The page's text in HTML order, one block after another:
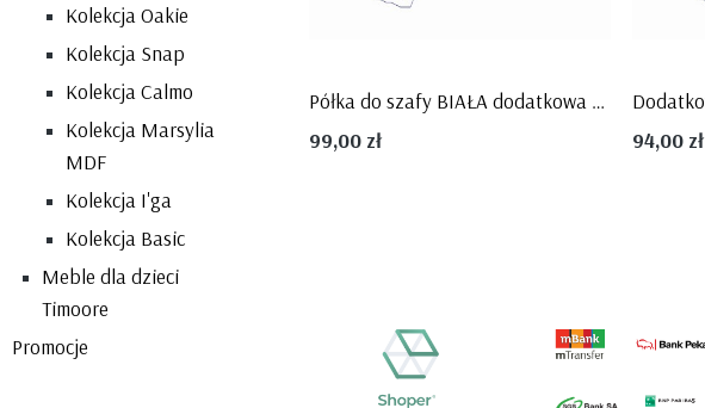
Kolekcja Oakie
Kolekcja Snap
Kolekcja Calmo
Kolekcja Marsylia
MDF
Kolekcja I'ga
Kolekcja Basic
Meble dla dzieci
Timoore
Promocje
Półka do szafy BIAŁA dodatkowa CALMO - PINIO
99,00 zł
94,00 zł